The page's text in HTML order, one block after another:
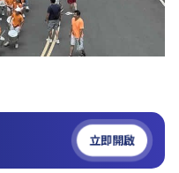
立即開啟